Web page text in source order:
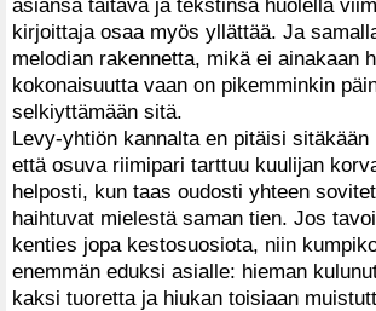
kirjoittaja osaa myös yllättää. Ja
melodian rakennetta, mikä ei ainakaan
kokonaisuutta vaan on pikemminkin
selkiyttämään sitä.
Levy-yhtiön kannalta en pitäisi sitäkään
että osuva riimipari tarttuu kuulijan
helposti, kun taas oudosti yhteen
haihtuvat mielestä saman tien. Jos
kenties jopa kestosuosiota, niin
enemmän eduksi asialle: hieman
kaksi tuoretta ja hiukan toisiaan